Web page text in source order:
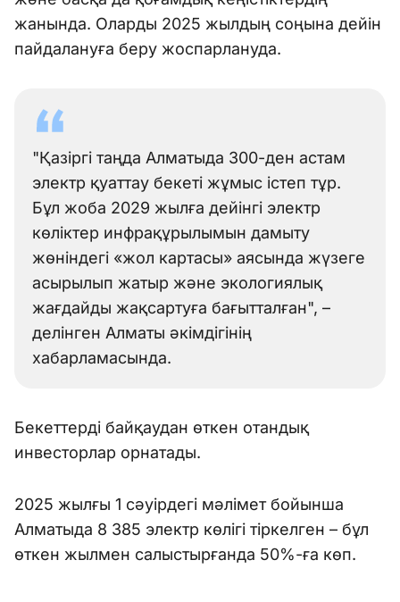
жанында. Оларды 2025 жылдың соңына дейін
пайдалануға беру жоспарлануда.
"Қазіргі таңда Алматыда 300-ден астам
электр қуаттау бекеті жұмыс істеп тұр.
Бұл жоба 2029 жылға дейінгі электр
көліктер инфрақұрылымын дамыту
жөніндегі «жол картасы» аясында жүзеге
асырылып жатыр және экологиялық
жағдайды жақсартуға бағытталған", –
делінген Алматы әкімдігінің
хабарламасында.
Бекеттерді байқаудан өткен отандық
инвесторлар орнатады.
2025 жылғы 1 сәуірдегі мәлімет бойынша
Алматыда 8 385 электр көлігі тіркелген – бұл
өткен жылмен салыстырғанда 50%-ға көп.